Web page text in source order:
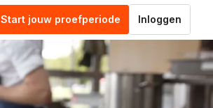
Start jouw proefperiode Inloggen